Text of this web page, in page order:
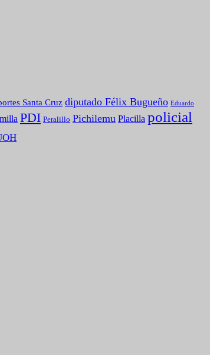
Santa Cruz diputado Félix Bugueño Eduardo
PDI Peralillo Pichilemu Placilla policial